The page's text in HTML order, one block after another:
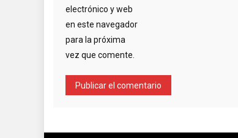
electrónico y web
en este navegador
para la próxima
vez que comente.